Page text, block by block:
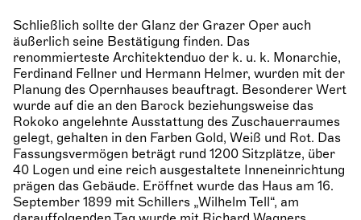
Schließlich sollte der Glanz der Grazer Oper auch
äußerlich seine Bestätigung finden. Das
renommierteste Architektenduo der k. u. k. Monarchie,
Ferdinand Fellner und Hermann Helmer, wurden mit der
Planung des Opernhauses beauftragt. Besonderer Wert
wurde auf die an den Barock beziehungsweise das
Rokoko angelehnte Ausstattung des Zuschauerraumes
gelegt, gehalten in den Farben Gold, Weiß und Rot. Das
Fassungsvermögen beträgt rund 1200 Sitzplätze, über
40 Logen und eine reich ausgestaltete Inneneinrichtung
prägen das Gebäude. Eröffnet wurde das Haus am 16.
September 1899 mit Schillers „Wilhelm Tell“, am